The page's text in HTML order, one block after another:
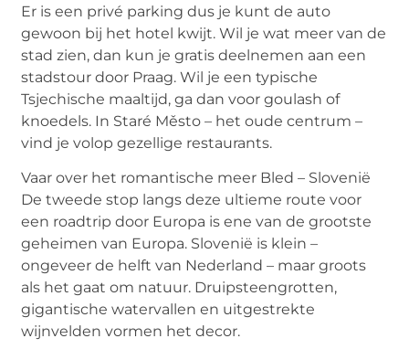
Er is een privé parking dus je kunt de auto
gewoon bij het hotel kwijt. Wil je wat meer van de
stad zien, dan kun je gratis deelnemen aan een
stadstour door Praag. Wil je een typische
Tsjechische maaltijd, ga dan voor goulash of
knoedels. In Staré Město – het oude centrum –
vind je volop gezellige restaurants.
Vaar over het romantische meer Bled – Slovenië
De tweede stop langs deze ultieme route voor
een roadtrip door Europa is ene van de grootste
geheimen van Europa. Slovenië is klein –
ongeveer de helft van Nederland – maar groots
als het gaat om natuur. Druipsteengrotten,
gigantische watervallen en uitgestrekte
wijnvelden vormen het decor.